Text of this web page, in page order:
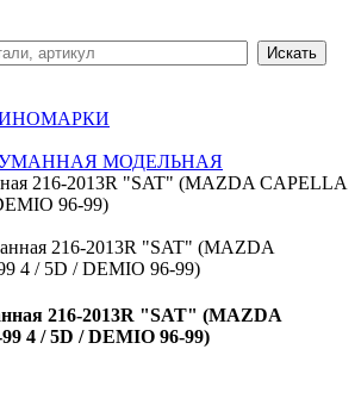
МОДЕЛЬНАЯ
216-2013R "SAT" (MAZDA CAPELLA
96-99)
216-2013R "SAT" (MAZDA
4 / 5D / DEMIO 96-99)